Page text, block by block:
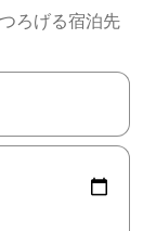
ろげる宿泊先
使って移動するか